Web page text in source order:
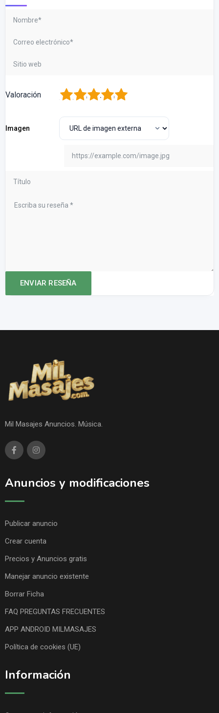
Valoración 5
4
3
2
Imagen
Mil Masajes Anuncios. Música.
Anuncios y modificaciones
Publicar anuncio
Crear cuenta
Precios y Anuncios gratis
Manejar anuncio existente
Borrar Ficha
FAQ PREGUNTAS FRECUENTES
APP ANDROID MILMASAJES
Política de cookies (UE)
Información